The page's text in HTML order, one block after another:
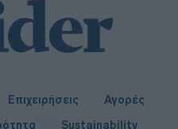
Επιχειρήσεις
Αγορές
Sustainability